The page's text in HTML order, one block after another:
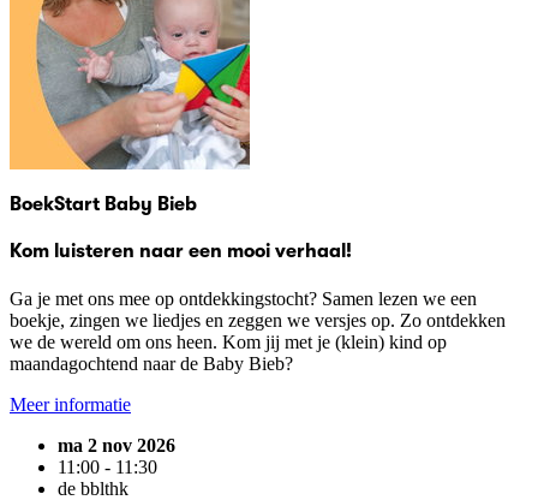
BoekStart Baby Bieb
Kom luisteren naar een mooi verhaal!
Ga je met ons mee op ontdekkingstocht? Samen lezen we een
boekje, zingen we liedjes en zeggen we versjes op. Zo ontdekken
we de wereld om ons heen. Kom jij met je (klein) kind op
maandagochtend naar de Baby Bieb?
Meer informatie
ma 2 nov 2026
11:00 - 11:30
de bblthk